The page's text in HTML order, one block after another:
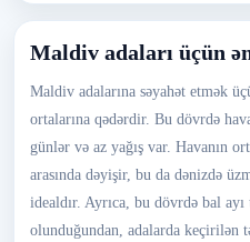
Maldiv adaları üçün
Maldiv adalarına səyahət etmək
ortalarına qədərdir. Bu dövrdə
günlər və az yağış var. Havanın
arasında dəyişir, bu da dənizdə
idealdır. Ayrıca, bu dövrdə bal
olunduğundan, adalarda keçirilən